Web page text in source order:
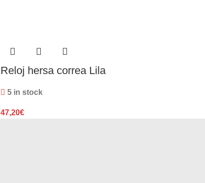
Reloj hersa correa Lila
5 in stock
47,20€